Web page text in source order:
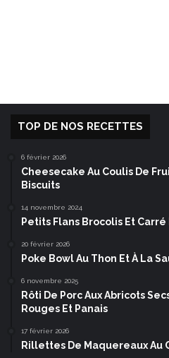
TOP DE NOS RECETTES
6 février 2026
Cheesecake Au Coulis De
Biscuits
14 novembre 2024
Petits Flans Brocolis Et Carré
20 février 2026
Poke Bowl Au Thon Et À La
6 novembre 2025
Rôti De Porc Aux Abricots
Rouges Et Panais
17 février 2026
Rillettes De Maquereaux Au